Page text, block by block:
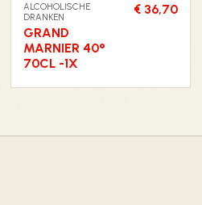
ALCOHOLISCHE
DRANKEN
GRAND
MARNIER 40°
70CL -1X
€ 36,70